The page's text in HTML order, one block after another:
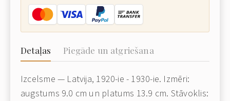
Detaļas Piegāde un atgriešana
Izcelsme — Latvija, 1920-ie - 1930-ie. Izmēri:
augstums 9.0 cm un platums 13.9 cm. Stāvoklis: